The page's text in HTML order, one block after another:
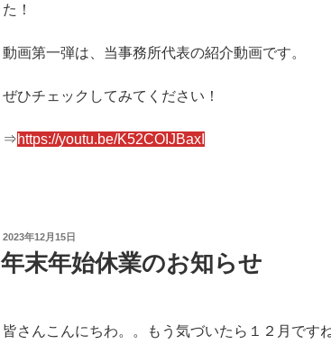
た！
動画第一弾は、当事務所代表の紹介動画です。
ぜひチェックしてみてください！
⇒https://youtu.be/K52COIJBaxI
投
稿
日:
2023年12月15日
年末年始休業のお知らせ
皆さんこんにちわ。。もう気づいたら１２月ですね